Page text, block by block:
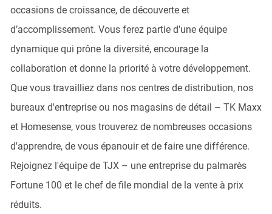
occasions de croissance, de découverte et
d’accomplissement. Vous ferez partie d'une équipe
dynamique qui prône la diversité, encourage la
collaboration et donne la priorité à votre développement.
Que vous travailliez dans nos centres de distribution, nos
bureaux d'entreprise ou nos magasins de détail – TK Maxx
et Homesense, vous trouverez de nombreuses occasions
d'apprendre, de vous épanouir et de faire une différence.
Rejoignez l'équipe de TJX – une entreprise du palmarès
Fortune 100 et le chef de file mondial de la vente à prix
réduits.